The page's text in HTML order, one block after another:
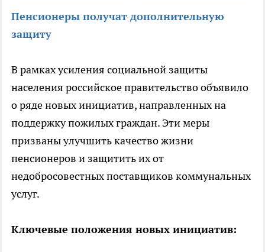
Пенсионеры получат дополнительную
защиту
В рамках усиления социальной защиты
населения российское правительство объявило
о ряде новых инициатив, направленных на
поддержку пожилых граждан. Эти меры
призваны улучшить качество жизни
пенсионеров и защитить их от
недобросовестных поставщиков коммунальных
услуг.
Ключевые положения новых инициатив: